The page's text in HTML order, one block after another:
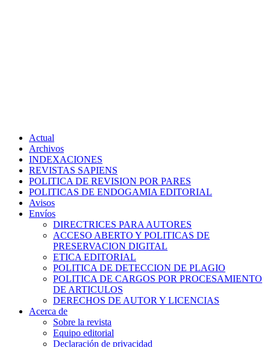
Actual
Archivos
INDEXACIONES
REVISTAS SAPIENS
POLITICA DE REVISION POR PARES
POLITICAS DE ENDOGAMIA EDITORIAL
Avisos
Envíos
DIRECTRICES PARA AUTORES
ACCESO ABERTO Y POLITICAS DE
PRESERVACION DIGITAL
ETICA EDITORIAL
POLITICA DE DETECCION DE PLAGIO
POLITICA DE CARGOS POR PROCESAMIENTO
DE ARTICULOS
DERECHOS DE AUTOR Y LICENCIAS
Acerca de
Sobre la revista
Equipo editorial
Declaración de privacidad